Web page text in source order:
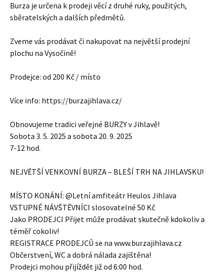
Burza je určena k prodeji věcí z druhé ruky, použitých,
sběratelských a dalších předmětů.
Zveme vás prodávat či nakupovat na největší prodejní
plochu na Vysočině!
Prodejce: od 200 Kč / místo
Více info: https://burzajihlava.cz/
Obnovujeme tradici veřejné BURZY v Jihlavě!
Sobota 3. 5. 2025 a sobota 20. 9. 2025
7-12 hod.
NEJVĚTŠÍ VENKOVNÍ BURZA – BLEŠÍ TRH NA JIHLAVSKU!
MÍSTO KONÁNÍ: @Letní amfiteátr Heulos Jihlava
VSTUPNÉ NÁVŠTĚVNÍCI slosovatelné 50 Kč
Jako PRODEJCI Přijet může prodávat skutečně kdokoliv a
téměř cokoliv!
REGISTRACE PRODEJCŮ se na www.burzajihlava.cz
Občerstvení, WC a dobrá nálada zajištěna!
Prodejci mohou přijíždět již od 6:00 hod.